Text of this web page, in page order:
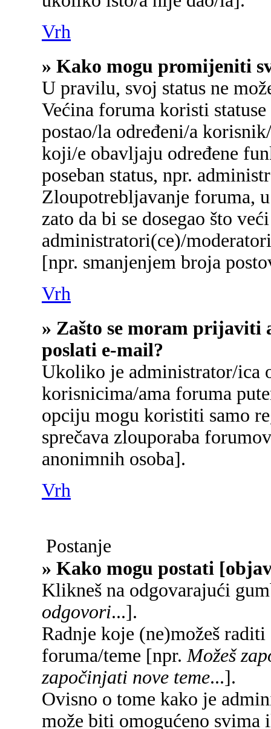
Vrh
» Kako mogu promijeniti
U pravilu, svoj status ne
Većina foruma koristi
postao/la određeni/a
koji/e obavljaju određene
poseban status, npr.
Zloupotrebljavanje foruma,
zato da bi se dosegao što
administratori(ce)/
[npr. smanjenjem broja
Vrh
» Zašto se moram
poslati e-mail?
Ukoliko je administrator/ica
korisnicima/ama foruma
opciju mogu koristiti samo
sprečava zlouporaba
anonimnih osoba].
Vrh
Postanje
» Kako mogu postati
Klikneš na odgovarajući
odgovori...].
Radnje koje (ne)možeš
foruma/teme [npr.Možeš
započinjati nove teme...].
Ovisno o tome kako je
može biti omogućeno